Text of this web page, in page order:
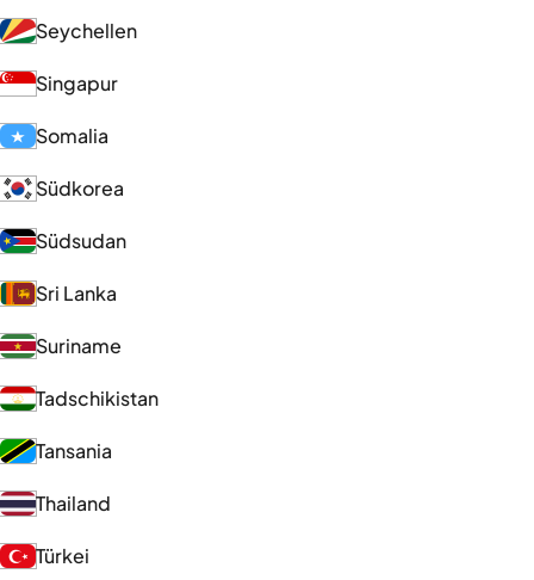
Seychellen
Singapur
Somalia
Südkorea
Südsudan
Sri Lanka
Suriname
Tadschikistan
Tansania
Thailand
Türkei